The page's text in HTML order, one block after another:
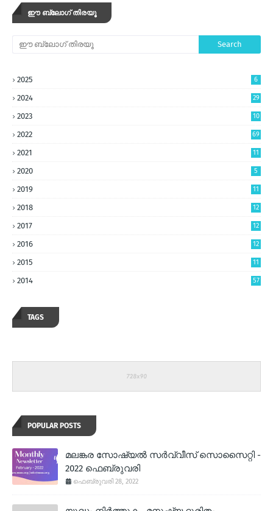
ഈ ബ്ലോഗ് തിരയൂ
2025 6
2024 29
2023
10
2022 69
2021 11
2020 5
2019 11
2018 12
2017 12
2016 12
2015 11
2014 57
TAGS
POPULAR POSTS
മലങ്കര സോഷ്യല്‍ സര്‍വ്വീസ് സൊസൈറ്റി -
2022 ഫെബ്രുവരി
ഫെബ്രുവരി 28, 2022